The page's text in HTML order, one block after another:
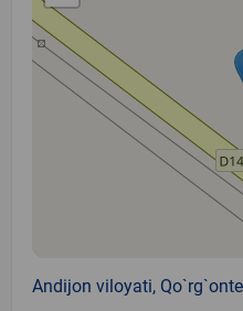
Andijon viloyati,